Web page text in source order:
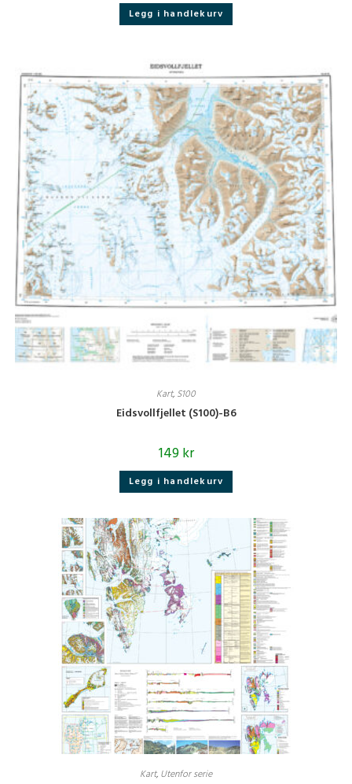
Legg i handlekurv
Kart, S100
Eidsvollfjellet (S100)-B6
149kr
Legg i handlekurv
Kart, Utenfor serie